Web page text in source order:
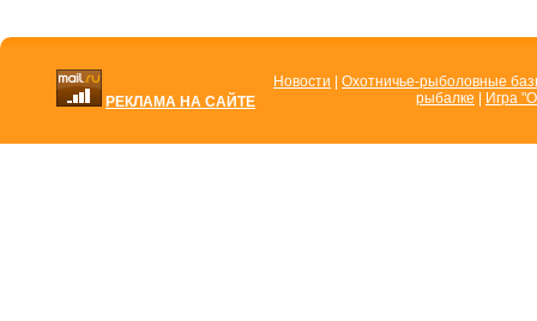
РЕКЛАМА НА САЙТЕ
Новости
Охотничье-рыболовные
рыбалке
Игра